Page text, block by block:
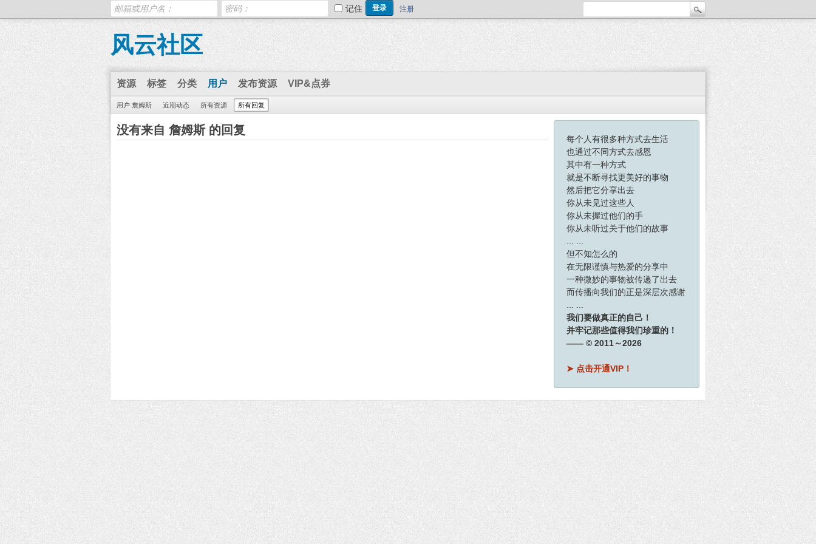
记住 注册
风云社区
资源 标签 分类 用户 发布资源 VIP&点券
用户 詹姆斯 近期动态 所有资源 所有回复
每个人有很多种方式去生活
也通过不同方式去感恩
其中有一种方式
就是不断寻找更美好的事物
然后把它分享出去
你从未见过这些人
你从未握过他们的手
你从未听过关于他们的故事
但不知怎么的
在无限谨慎与热爱的分享中
一种微妙的事物被传递了出去
而传播向我们的正是深层次感谢
我们要做真正的自己！
并牢记那些值得我们珍重的！
—— © 2011～2026
➤ 点击开通VIP！
没有来自 詹姆斯 的回复